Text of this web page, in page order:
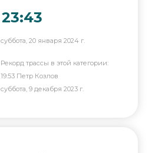
23:43
суббота, 20 января 2024 г.
Рекорд трассы в этой категории:
19:53 Петр Козлов
суббота, 9 декабря 2023 г.